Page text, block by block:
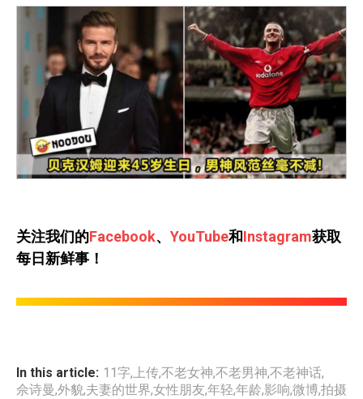
关注我们的Facebook、 YouTube和Instagram获取
每日新鲜事！
In this article: 11字,上传,不老女神,不老男神,不老神话,
佘诗曼,外貌,夫妻的世界,女性朋友,年轻,年龄,影响,微博,拍摄